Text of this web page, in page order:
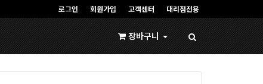
로그인 회원가입 고객센터 대리점전용
장바구니